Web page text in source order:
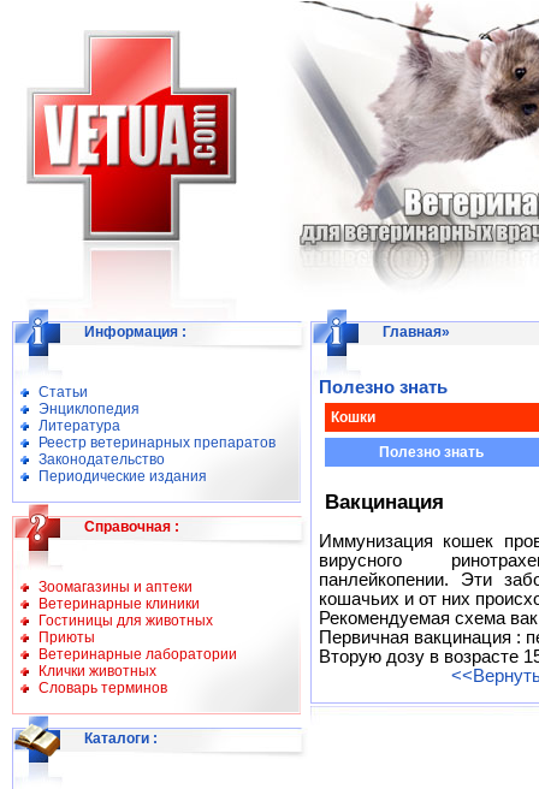
Информация :
Статьи
Энциклопедия
Литература
Реестр ветеринарных препаратов
Законодательство
Периодические издания
Справочная :
Зоомагазины и аптеки
Ветеринарные клиники
Гостиницы для животных
Приюты
Ветеринарные лаборатории
Клички животных
Словарь терминов
Каталоги :
Главная»
Полезно знать
Кошки
Полезно знать
Вакцинация
Иммунизация кошек
вирусного
панлейкопении. Эти
кошачьих и от них
Рекомендуемая схема
Первичная вакцинация :
Вторую дозу в возрасте